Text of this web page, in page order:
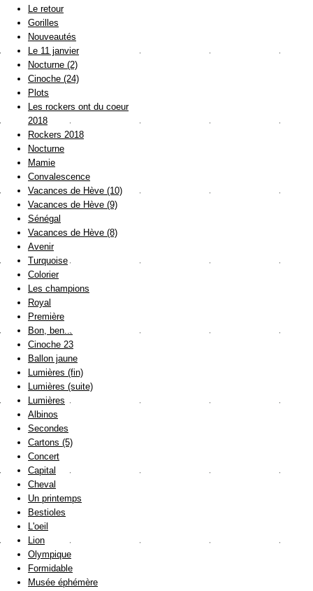
Le retour
Gorilles
Nouveautés
Le 11 janvier
Nocturne (2)
Cinoche (24)
Plots
Les rockers ont du coeur
2018
Rockers 2018
Nocturne
Mamie
Convalescence
Vacances de Hève (10)
Vacances de Hève (9)
Sénégal
Vacances de Hève (8)
Avenir
Turquoise
Colorier
Les champions
Royal
Première
Bon, ben...
Cinoche 23
Ballon jaune
Lumières (fin)
Lumières (suite)
Lumières
Albinos
Secondes
Cartons (5)
Concert
Capital
Cheval
Un printemps
Bestioles
L'oeil
Lion
Olympique
Formidable
Musée éphémère